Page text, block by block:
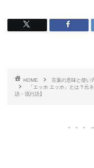
HOME
言葉の意味と使い
「エッホ エッホ」とは？元
語・流行語】